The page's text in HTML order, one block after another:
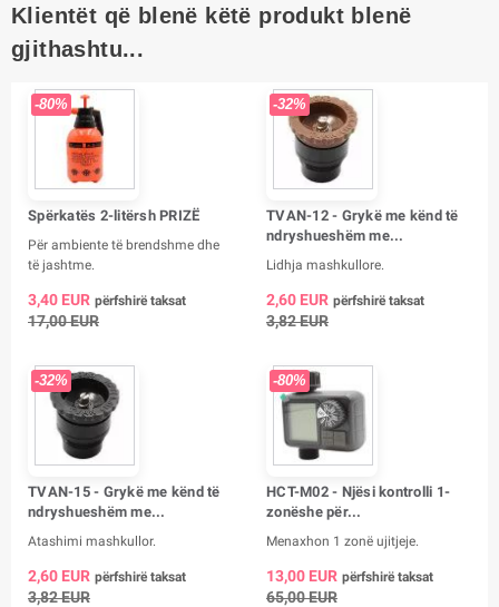
Klientët që blenë këtë produkt blenë
gjithashtu...
-80%
Spërkatës 2-litërsh PRIZË
Për ambiente të brendshme dhe
të jashtme.
3,40 EUR përfshirë taksat
17,00 EUR
-32%
TVAN-12 - Grykë me kënd të
ndryshueshëm me...
Lidhja mashkullore.
2,60 EUR përfshirë taksat
3,82 EUR
-32%
TVAN-15 - Grykë me kënd të
ndryshueshëm me...
Atashimi mashkullor.
2,60 EUR përfshirë taksat
3,82 EUR
-80%
HCT-M02 - Njësi kontrolli 1-
zonëshe për...
Menaxhon 1 zonë ujitjeje.
13,00 EUR përfshirë taksat
65,00 EUR